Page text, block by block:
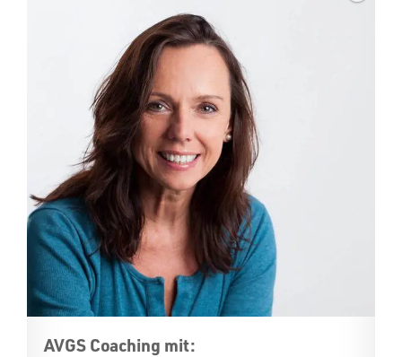
AVGS Coaching mit: